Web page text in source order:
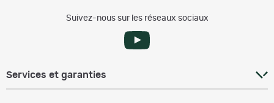
Suivez-nous sur les réseaux sociaux
Services et garanties